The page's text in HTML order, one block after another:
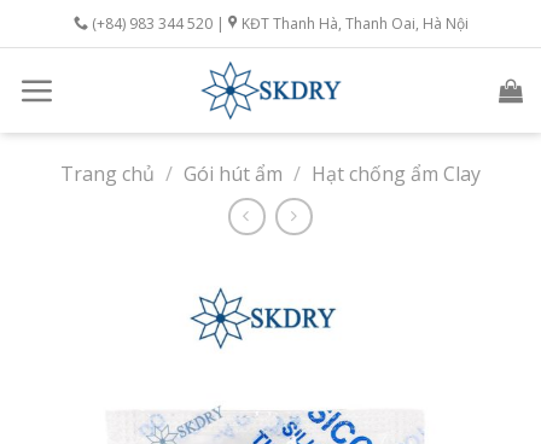
to
content
(+84) 983 344 520 | KĐT Thanh Hà, Thanh Oai, Hà Nội
Trang chủ / Gói hút ẩm / Hạt chống ẩm Clay